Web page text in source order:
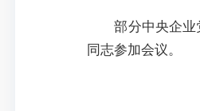
部分中央企
同志参加会议。